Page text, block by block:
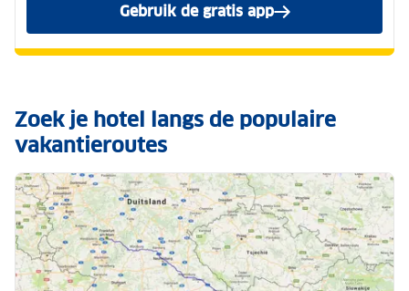
Gebruik de gratis app
Zoek je hotel langs de populaire
vakantieroutes